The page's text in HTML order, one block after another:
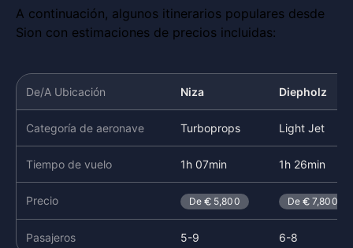
A continuación, algunos itinerarios populares desde
Sion con estimaciones de precios incluidas:
De/A Ubicación Niza Diepholz
Categoría de aeronave Turboprops Light Jet
Tiempo de vuelo 1h 07min 1h 26min
Precio De 5,800 De 7,800
Pasajeros 5-9 6-8